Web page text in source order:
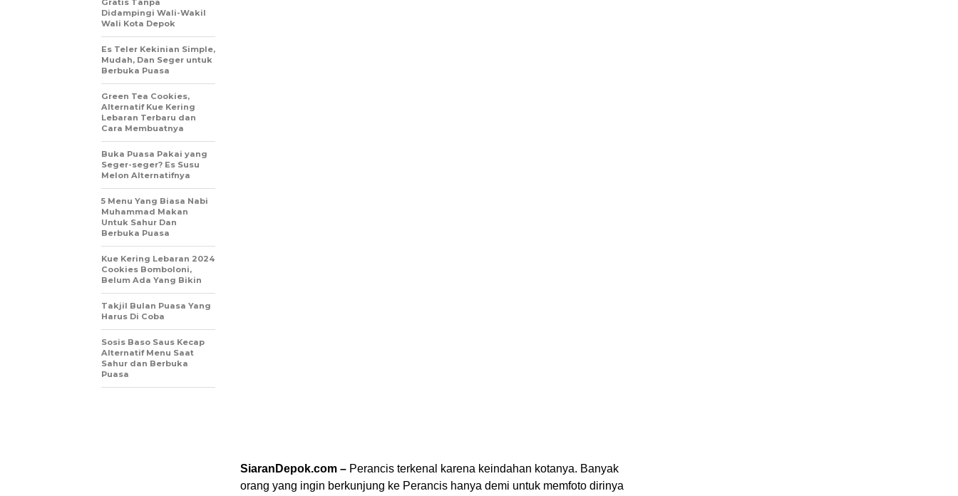
SiaranDepok.com – Perancis terkenal karena keindahan kotanya. Banyak
orang yang ingin berkunjung ke Perancis hanya demi untuk memfoto dirinya
Gratis Tanpa
Didampingi Wali-Wakil
Wali Kota Depok
Es Teler Kekinian Simple,
Mudah, Dan Seger untuk
Berbuka Puasa
Green Tea Cookies,
Alternatif Kue Kering
Lebaran Terbaru dan
Cara Membuatnya
Buka Puasa Pakai yang
Seger-seger? Es Susu
Melon Alternatifnya
5 Menu Yang Biasa Nabi
Muhammad Makan
Untuk Sahur Dan
Berbuka Puasa
Kue Kering Lebaran 2024
Cookies Bomboloni,
Belum Ada Yang Bikin
Takjil Bulan Puasa Yang
Harus Di Coba
Sosis Baso Saus Kecap
Alternatif Menu Saat
Sahur dan Berbuka
Puasa